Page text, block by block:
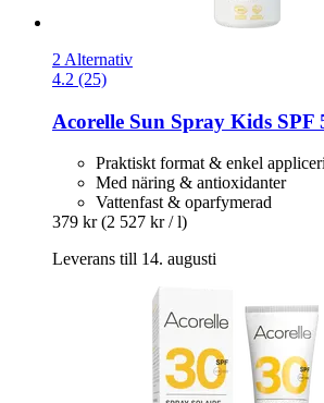
2 Alternativ
4.2 (25)
Acorelle Sun Spray Kids SPF
Praktiskt format & enkel
Med näring & antioxidanter
Vattenfast & oparfymerad
379 kr (2 527 kr / l)
Leverans till 14. augusti